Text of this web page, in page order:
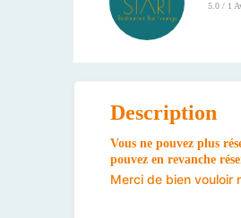
5.0 / 1
Description
Vous ne pouvez plus
pouvez en revanche
Merci de bien vouloir